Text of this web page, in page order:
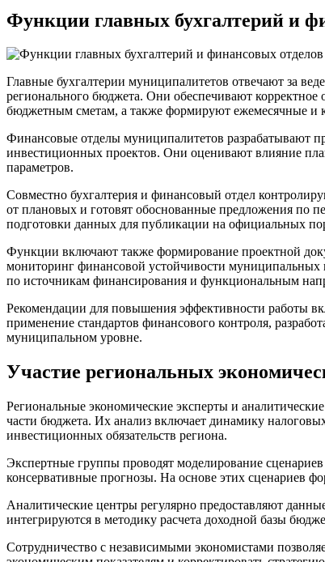
Функции главных бухгалтерий и
Главные бухгалтерии муниципалитетов отвечают за
регионального бюджета. Они обеспечивают
бюджетным сметам, а также формируют ежемесячные и
Финансовые отделы муниципалитетов разрабатывают
инвестиционных проектов. Они оценивают влияние
параметров.
Совместно бухгалтерия и финансовый отдел
от плановых и готовят обоснованные предложения по
подготовки данных для публикации на официальных
Функции включают также формирование проектной
мониторинг финансовой устойчивости муниципальных
по источникам финансирования и функциональным
Рекомендации для повышения эффективности работы
применение стандартов финансового контроля,
муниципальном уровне.
Участие региональных
Региональные экономические эксперты и
части бюджета. Их анализ включает динамику
инвестиционных обязательств региона.
Экспертные группы проводят моделирование
консервативные прогнозы. На основе этих сценариев
Аналитические центры регулярно предоставляют
интегрируются в методику расчета доходной базы
Сотрудничество с независимыми экономистами